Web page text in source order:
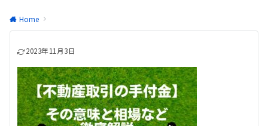
Home
2023年11月3日